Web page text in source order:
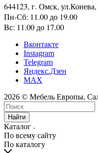
644123, г. Омск,
Пн-Сб: 11.00 до 19.00
Вс: 11.00 до 17.00
Вконтакте
Instagram
Telegram
Яндекс.Дзен
MAX
2026 © Мебель Европы.
Найти
Каталог
По всему сайту
По каталогу